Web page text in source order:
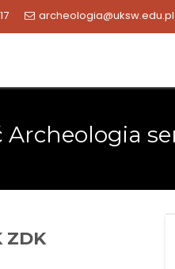
archeologia@uksw.edu.pl
Archeologia
ZDK